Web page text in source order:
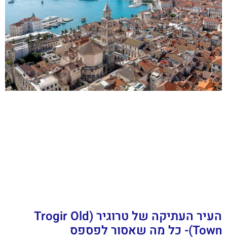
העיר העתיקה של טרוגיר (Trogir Old
Town)- כל מה שאסור לפספס